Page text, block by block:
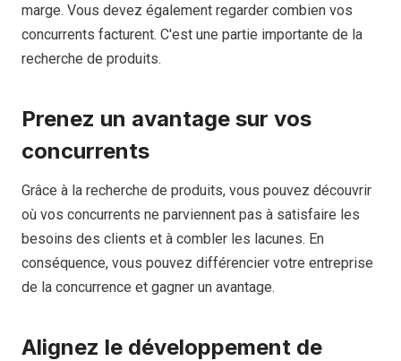
marge. Vous devez également regarder combien vos
concurrents facturent. C'est une partie importante de la
recherche de produits.
Prenez un avantage sur vos
concurrents
Grâce à la recherche de produits, vous pouvez découvrir
où vos concurrents ne parviennent pas à satisfaire les
besoins des clients et à combler les lacunes. En
conséquence, vous pouvez différencier votre entreprise
de la concurrence et gagner un avantage.
Alignez le développement de